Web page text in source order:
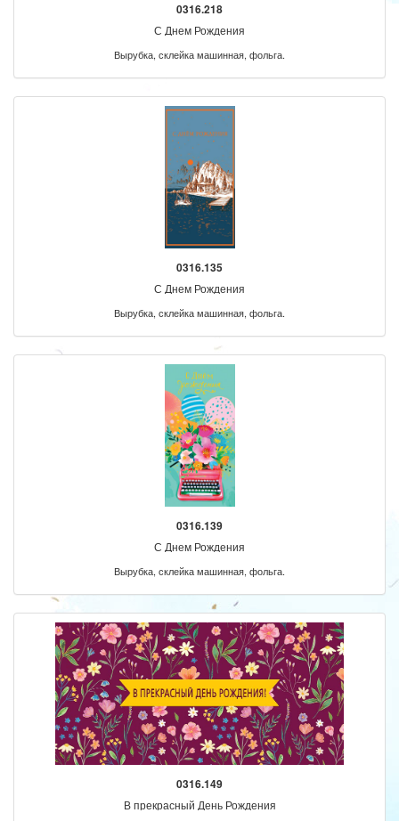
0316.218
С Днем Рождения
Вырубка, склейка машинная, фольга.
0316.135
С Днем Рождения
Вырубка, склейка машинная, фольга.
0316.139
С Днем Рождения
Вырубка, склейка машинная, фольга.
0316.149
В прекрасный День Рождения